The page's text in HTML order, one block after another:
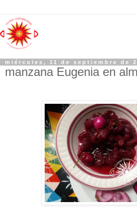
miércoles, 11 de septiembre de
manzana Eugenia en